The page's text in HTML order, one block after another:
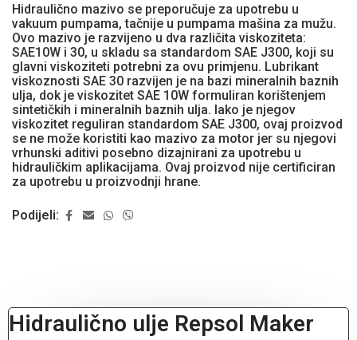
Hidraulično mazivo se preporučuje za upotrebu u
vakuum pumpama, tačnije u pumpama mašina za mužu.
Ovo mazivo je razvijeno u dva različita viskoziteta:
SAE10W i 30, u skladu sa standardom SAE J300, koji su
glavni viskoziteti potrebni za ovu primjenu. Lubrikant
viskoznosti SAE 30 razvijen je na bazi mineralnih baznih
ulja, dok je viskozitet SAE 10W formuliran korištenjem
sintetičkih i mineralnih baznih ulja. Iako je njegov
viskozitet reguliran standardom SAE J300, ovaj proizvod
se ne može koristiti kao mazivo za motor jer su njegovi
vrhunski aditivi posebno dizajnirani za upotrebu u
hidrauličkim aplikacijama. Ovaj proizvod nije certificiran
za upotrebu u proizvodnji hrane.
Podijeli:
Hidraulično ulje Repsol Maker